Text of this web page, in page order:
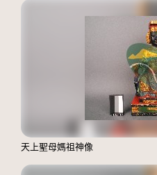
天上聖母媽祖神像